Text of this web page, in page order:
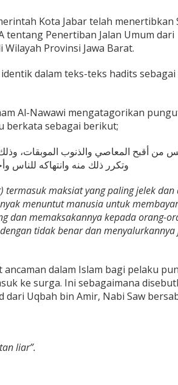
Kota Jabar telah menertibkan
tentang Penertiban Jalan Umum dari
Provinsi Jawa Barat.
dalam teks-teks hadits sebagai
Al-Nawawi mengatagorikan
berkata sebagai berikut;
من أقبح المعاصي والذنوب الموبقات،
وتكرر ذلك منه وانتهاكه للناس
termasuk maksiat yang paling jelek dan
menuntut manusia untuk
dan memaksakannya kepada orang-
tidak benar dan menyalurkannya
dalam Islam bagi pelaku
ke surga. Ini sebagaimana
dari Uqbah bin Amir, Nabi Saw
liar”.